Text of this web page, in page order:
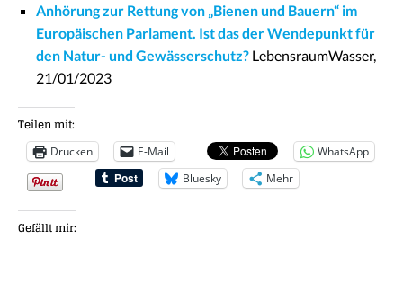
Anhörung zur Rettung von „Bienen und Bauern“ im
Europäischen Parlament. Ist das der Wendepunkt für
den Natur- und Gewässerschutz? LebensraumWasser,
21/01/2023
Teilen mit:
Drucken E-Mail
WhatsApp
Bluesky
Mehr
Gefällt mir: